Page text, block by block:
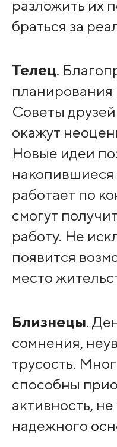
разложить их
браться за
Телец.
Советы
окажут
Новые идеи
накопившиеся
работает по
смогут
работу. Не
появится
место
Близнецы.
сомнения,
трусость.
способны
активность,
надежного